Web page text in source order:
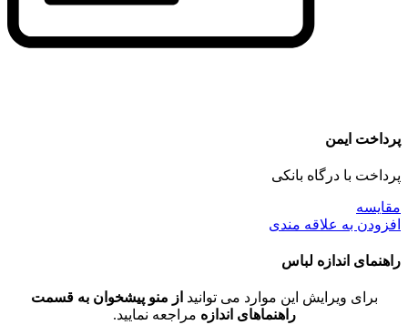
پرداخت ایمن
پرداخت با درگاه بانکی
مقايسه
افزودن به علاقه مندی
راهنمای اندازه لباس
برای ویرایش این موارد می توانید از منو پیشخوان به قسمت
راهنماهای اندازه مراجعه نمایید.